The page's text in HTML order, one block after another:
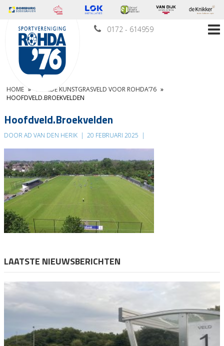
0172 - 614959
HOME » TWEEDE KUNSTGRASVELD VOOR ROHDA’76 »
HOOFDVELD.BROEKVELDEN
Hoofdveld.Broekvelden
DOOR AD VAN DEN HERIK | 20 FEBRUARI 2025 |
LAATSTE NIEUWSBERICHTEN